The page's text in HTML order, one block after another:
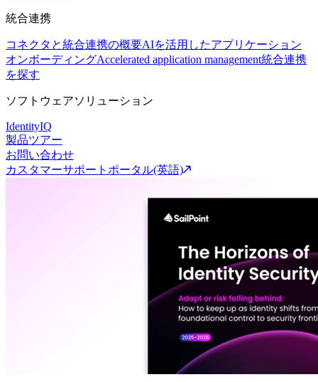
統合連携
コネクタと統合連携の概要AIを活用したアプリケーション
オンボーディングAccelerated application management統合連携
を探す
ソフトウェアソリューション
IdentityIQ
製品ツアー
お問い合わせ
カスタマーサポートポータル(英語)